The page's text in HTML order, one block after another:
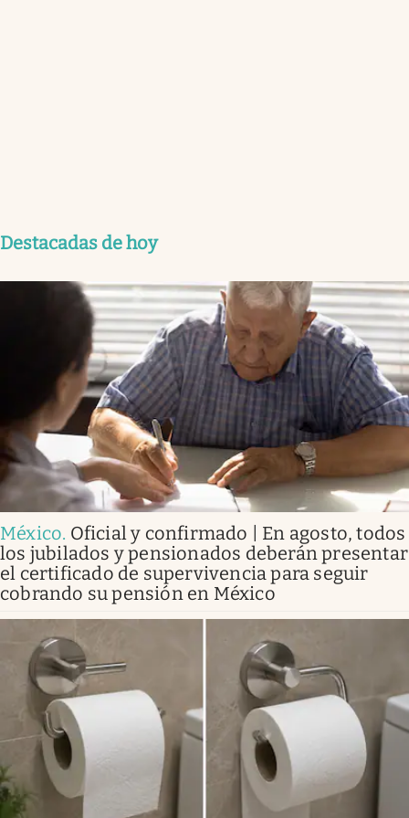
Destacadas de hoy
México. Oficial y confirmado | En agosto, todos
los jubilados y pensionados deberán presentar
el certificado de supervivencia para seguir
cobrando su pensión en México